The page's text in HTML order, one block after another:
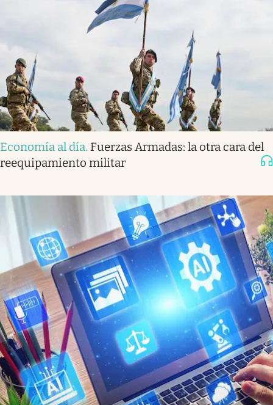
Economía al día. Fuerzas Armadas: la otra cara del
reequipamiento militar